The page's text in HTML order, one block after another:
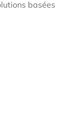
basées